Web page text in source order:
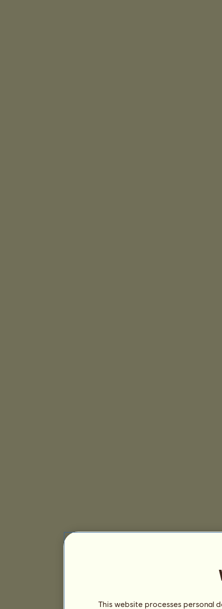
This website processes personal